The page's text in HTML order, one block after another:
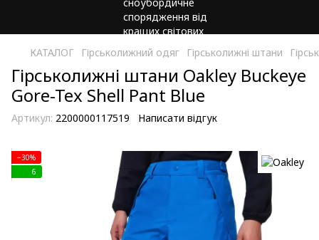
КАТАЛОГ Гірськолижний одяг Гірськолижні штани
Гірськолижні штани Oakley Buckeye
Gore-Tex Shell Pant Blue
Артикул: 2200000117519 Написати відгук
−30%
6